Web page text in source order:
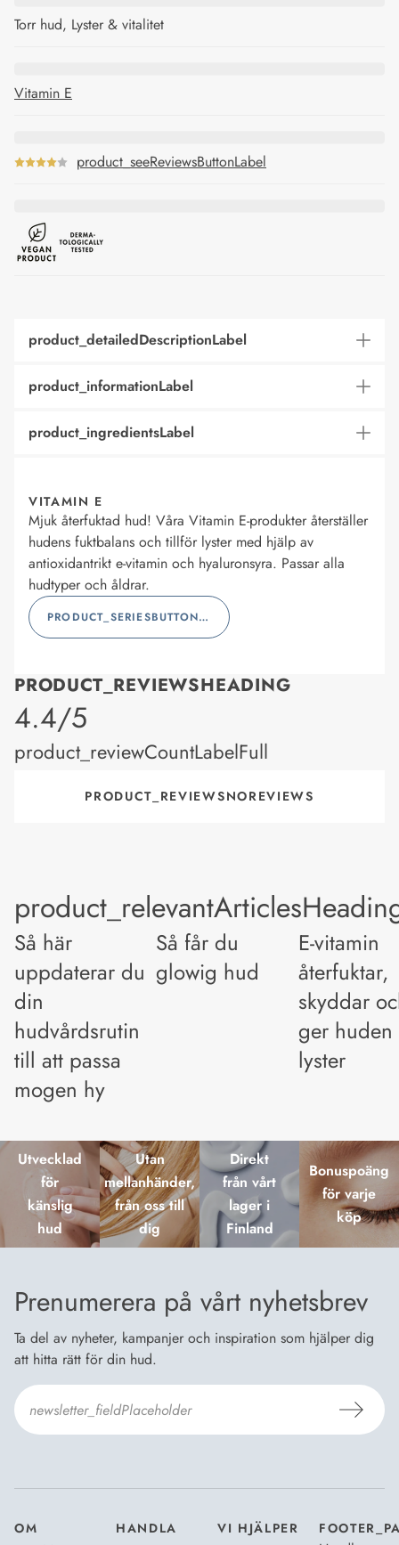
Torr hud, Lyster & vitalitet
Vitamin E
product_seeReviewsButtonLabel
product_detailedDescriptionLabel
product_informationLabel
product_ingredientsLabel
VITAMIN E
Mjuk återfuktad hud! Våra Vitamin E-produkter återställer
hudens fuktbalans och tillför lyster med hjälp av
antioxidantrikt e-vitamin och hyaluronsyra. Passar alla
hudtyper och åldrar.
PRODUCT_SERIESBUTTONLABEL
PRODUCT_REVIEWSHEADING
product_rating
4.4/5
product_reviewCountLabelFull
PRODUCT_REVIEWSNOREVIEWS
Så här
uppdaterar du
din
hudvårdsrutin
till att passa
mogen hy
Så får du
glowig hud
E-vitamin
återfuktar,
skyddar
ger huden
lyster
Utvecklad
för
känslig
hud
Utan
mellanhänder,
från oss till
dig
Direkt
från vårt
lager i
Finland
Bonuspoäng
för varje
köp
Prenumerera på vårt nyhetsbrev
Ta del av nyheter, kampanjer och inspiration som hjälper dig
att hitta rätt för din hud.
OM
HANDLA
VI HJÄLPER